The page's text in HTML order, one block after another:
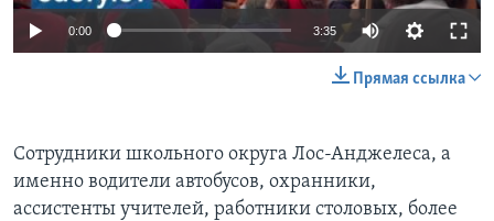
0:00 3:35
Прямая ссылка
Сотрудники школьного округа Лос-Анджелеса, а
именно водители автобусов, охранники,
ассистенты учителей, работники столовых, более